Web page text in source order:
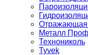
Отражающая
Металл
Технониколь
Tyvek